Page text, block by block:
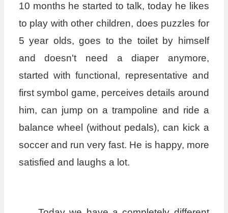
10 months he started to talk, today he likes
to play with other children, does puzzles for
5 year olds, goes to the toilet by himself
and doesn't need a diaper anymore,
started with functional, representative and
first symbol game, perceives details around
him, can jump on a trampoline and ride a
balance wheel (without pedals), can kick a
soccer and run very fast. He is happy, more
satisfied and laughs a lot.